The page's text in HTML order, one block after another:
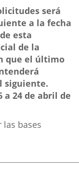
será
a la fecha
esta
de la
que el último
siguiente.
a 24 de abril de
bases